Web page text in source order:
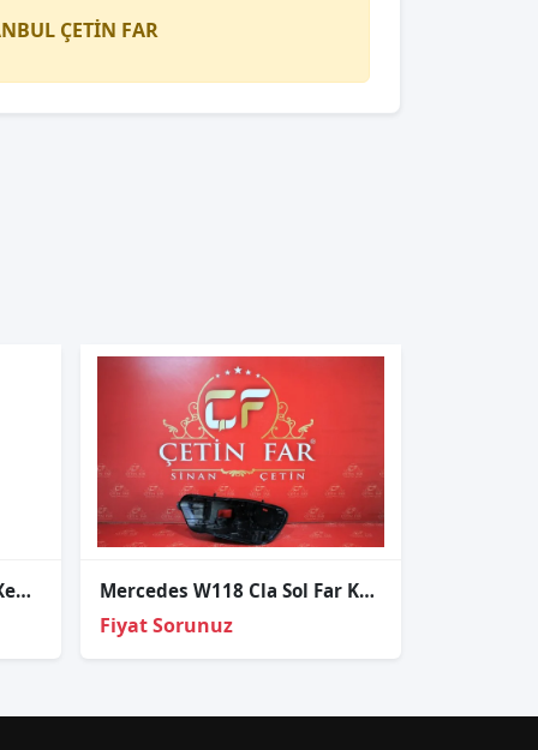
ÇETİN FAR
Mercedes A204 W204 Glk Xenon Beyni Sıfır Mercedes W118 Cla Sol Far Kasasi
Fiyat Sorunuz